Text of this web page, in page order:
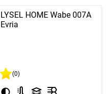
LYSEL HOME Wabe 007A
Evria
(0)